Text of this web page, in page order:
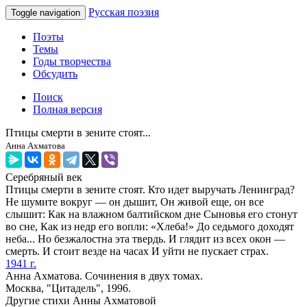
Toggle navigation Русская поэзия
Поэты
Темы
Годы творчества
Обсудить
Поиск
Полная версия
Птицы смерти в зените стоят...
Анна Ахматова
Серебряный век
Птицы смерти в зените стоят. Кто идет выручать Ленинград?
Не шумите вокруг — он дышит, Он живой еще, он все
слышит: Как на влажном балтийском дне Сыновья его стонут
во сне, Как из недр его вопли: «Хлеба!» До седьмого доходят
неба... Но безжалостна эта твердь. И глядит из всех окон —
смерть. И стоит везде на часах И уйти не пускает страх.
1941 г.
Анна Ахматова. Сочинения в двух томах.
Москва, "Цитадель", 1996.
Другие стихи Анны Ахматовой